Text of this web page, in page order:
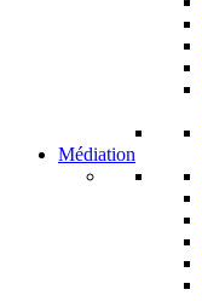
Médiation